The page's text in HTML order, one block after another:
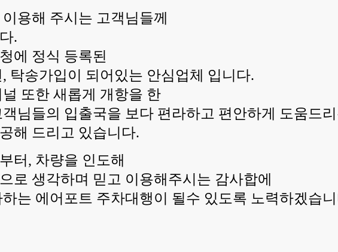
용해 주시는 고객님들께
.
에 정식 등록된
탁송가입이 되어있는 안심업체 입니다.
또한 새롭게 개항을 한
님들의 입출국을 보다 편라하고 편안하게 도움드
해 드리고 있습니다.
터, 차량을 인도해
로 생각하며 믿고 이용해주시는 감사합에
는 에어포트 주차대행이 될수 있도록 노력하겠습